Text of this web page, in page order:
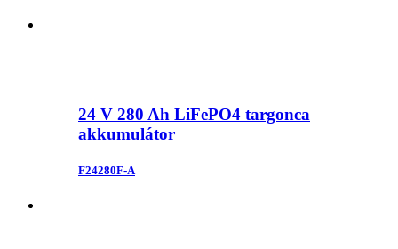
24 V 280 Ah LiFePO4 targonca
akkumulátor
F24280F-A